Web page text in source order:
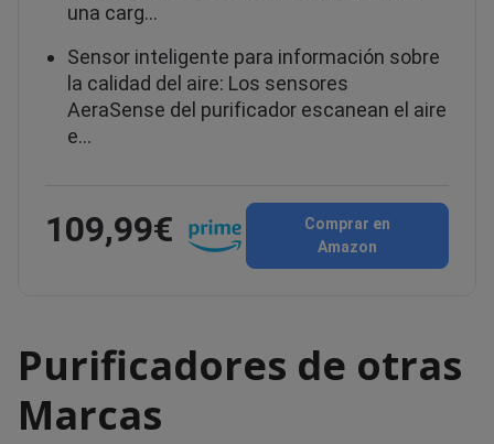
una carg…
Sensor inteligente para información sobre
la calidad del aire: Los sensores
AeraSense del purificador escanean el aire
e…
109,99€
Comprar en
Amazon
Purificadores de otras
Marcas